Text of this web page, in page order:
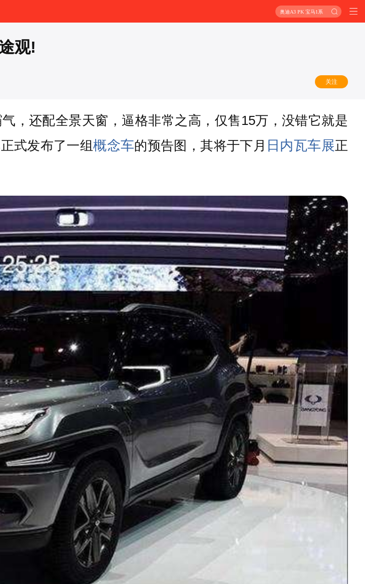
奥迪A3 PK 宝马1系
观!
关注
，还配全景天窗，逼格非常之高，仅售15万，没错它就是
式发布了一组概念车的预告图，其将于下月 日内瓦车展正